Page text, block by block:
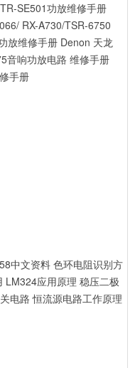
SE501功放维修手册
RX-A730/TSR-6750
放维修手册 Denon 天龙
音响功放电路 维修手册
手册
中文资料 色环电阻识别方
LM324应用原理 稳压二极
电路 恒流源电路工作原理